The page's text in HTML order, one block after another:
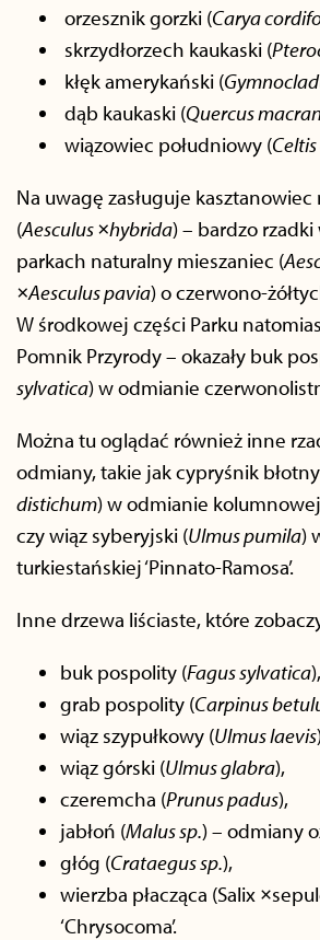
orzesznik gorzki (Carya
skrzydłorzech kaukaski (
kłęk amerykański (
dąb kaukaski (Quercus
wiązowiec południowy (
Na uwagę zasługuje
(Aesculus ×hybrida) – bardzo
parkach naturalny mieszaniec (
×Aesculus pavia) o czerwono-
W środkowej części Parku
Pomnik Przyrody – okazały buk
sylvatica) w odmianie
Można tu oglądać również inne
odmiany, takie jak cypryśnik
distichum) w odmianie kolumnowej
czy wiąz syberyjski (Ulmus pumila)
turkiestańskiej ‘Pinnato-Ramosa’.
Inne drzewa liściaste, które
buk pospolity (Fagus sylvatica),
grab pospolity (Carpinus
wiąz szypułkowy (Ulmus laevis
wiąz górski (Ulmus glabra),
czeremcha (Prunus padus),
jabłoń (Malus sp.) – odmiany
głóg (Crataegus sp.),
wierzba płacząca (Salix
‘Chrysocoma’.